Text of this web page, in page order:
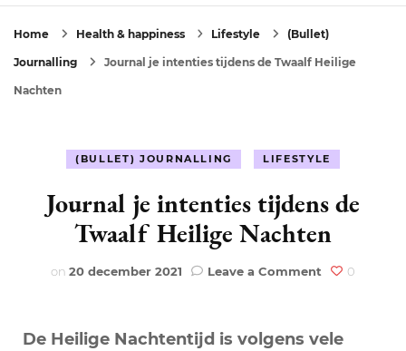
Home Health & happiness Lifestyle (Bullet)
Journalling Journal je intenties tijdens de Twaalf Heilige
Nachten
(BULLET) JOURNALLING LIFESTYLE
Journal je intenties tijdens de
Twaalf Heilige Nachten
on 20 december 2021 Leave a Comment on
tijdens
0
De Heilige Nachtentijd is volgens vele